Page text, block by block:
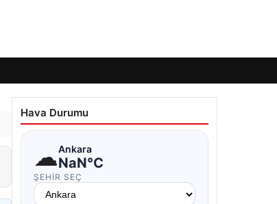
Hava Durumu
☁Ankara
NaN°C
ŞEHIR SEÇ